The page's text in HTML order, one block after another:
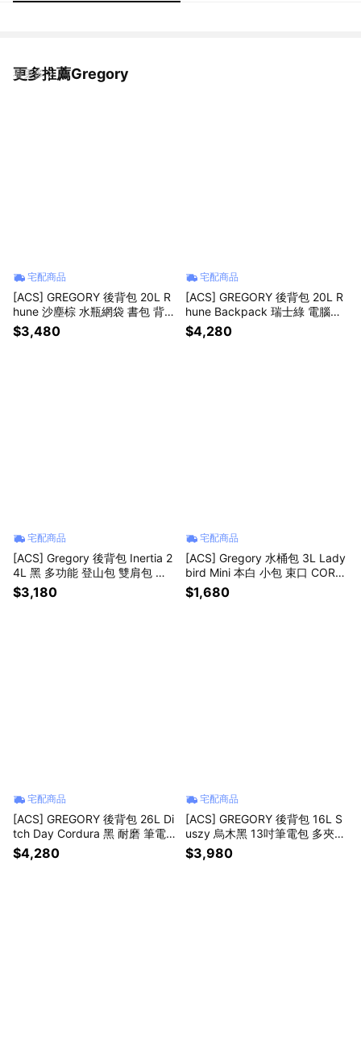
更多推薦Gregory
看更多
宅配商品
[ACS] GREGORY 後背包 20L R
hune 沙塵棕 水瓶網袋 書包 背帶
口袋 143375A010
$3,480
宅配商品
[ACS] GREGORY 後背包 20L R
hune Backpack 瑞士綠 電腦包
水瓶網袋 書包 背帶口袋 14337
5A655
$4,280
宅配商品
[ACS] Gregory 後背包 Inertia 2
4L 黑 多功能 登山包 雙肩包 背
包 包包 戶外 登山 1413390413
$3,180
宅配商品
[ACS] Gregory 水桶包 3L Lady
bird Mini 本白 小包 束口 CORD
URA 手提 側背 斜背 兩用 1409
551627
$1,680
宅配商品
[ACS] GREGORY 後背包 26L Di
tch Day Cordura 黑 耐磨 筆電
包 書包 1556970440
$4,280
宅配商品
[ACS] GREGORY 後背包 16L S
uszy 烏木黑 13吋筆電包 多夾層
書包 水瓶側袋 1539771318
$3,980